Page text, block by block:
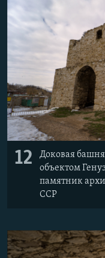
12
Доковая башня
объектом
памятник
ССР